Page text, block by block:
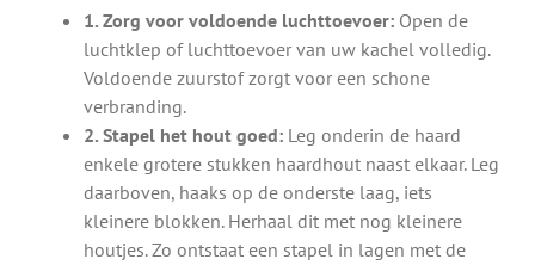
1. Zorg voor voldoende luchttoevoer:Open de
luchtklep of luchttoevoer van uw kachel volledig.
Voldoende zuurstof zorgt voor een schone
verbranding.
2. Stapel het hout goed:Leg onderin de haard
enkele grotere stukken haardhout naast elkaar. Leg
daarboven, haaks op de onderste laag, iets
kleinere blokken. Herhaal dit met nog kleinere
houtjes. Zo ontstaat een stapel in lagen met de